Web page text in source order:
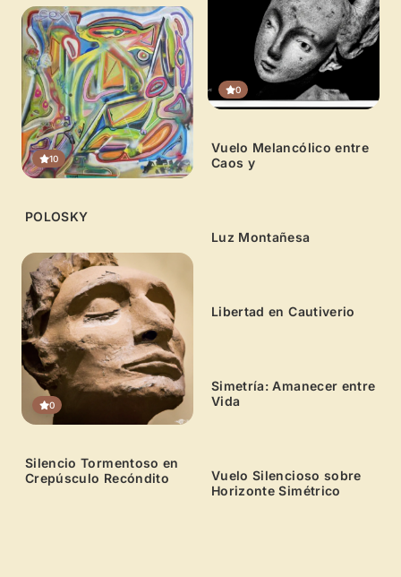
10
POLOSKY
0
Silencio Tormentoso en
Crepúsculo Recóndito
0
Vuelo Melancólico entre
Caos y
Luz Montañesa
Libertad en Cautiverio
Simetría: Amanecer entre
Vida
Vuelo Silencioso sobre
Horizonte Simétrico